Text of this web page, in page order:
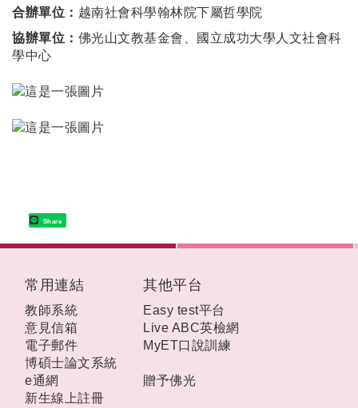
合辦單位： 越南社會科學翰林院下屬哲學院
協辦單位： 佛光山文教基金會、國立成功大學人文社會科
學中心
Share
常用連結
教師系統
意見信箱
電子郵件
博碩士論文系統
e通網
新生線上註冊
其他平台
Easy test平台
Live ABC英檢網
MyET口說訓練
贈予佛光